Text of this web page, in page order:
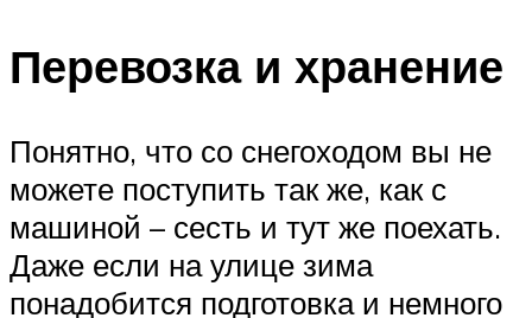
Перевозка и хранение
Понятно, что со снегоходом вы не
можете поступить так же, как с
машиной – сесть и тут же поехать.
Даже если на улице зима
понадобится подготовка и немного